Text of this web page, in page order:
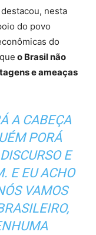
nesta
do povo
do
o Brasil não
e ameaças
A CABEÇA
PORÁ
E
E EU ACHO
VAMOS